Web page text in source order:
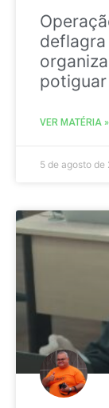
potiguar
VER MATÉRIA »
5 de agosto de